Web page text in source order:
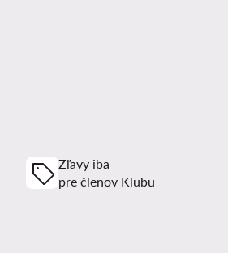
Zľavy iba
pre členov Klubu